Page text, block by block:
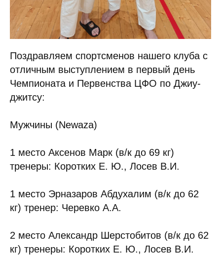
Поздравляем спортсменов нашего клуба с
отличным выступлением в первый день
Чемпионата и Первенства ЦФО по Джиу-
джитсу:
Мужчины (Newaza)
1 место Аксенов Марк (в/к до 69 кг)
тренеры: Коротких Е. Ю., Лосев В.И.
1 место Эрназаров Абдухалим (в/к до 62
кг) тренер: Черевко А.А.
2 место Александр Шерстобитов (в/к до 62
кг) тренеры: Коротких Е. Ю., Лосев В.И.